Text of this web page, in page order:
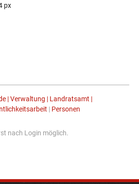
px
| Verwaltung | Landratsamt |
| Personen
nach Login möglich.